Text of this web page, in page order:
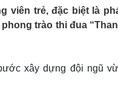
máy
Vì
viên trẻ, đặc biệt là
trào thi đua
xây dựng đội ngũ